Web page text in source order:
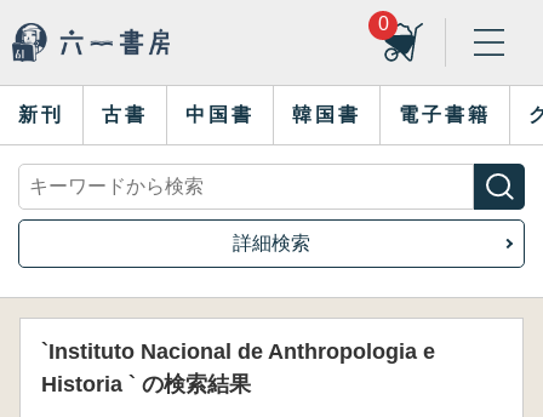
0
新刊 古書 中国書 韓国書 電子書籍
詳細検索
`Instituto Nacional de Anthropologia e
Historia ` の検索結果